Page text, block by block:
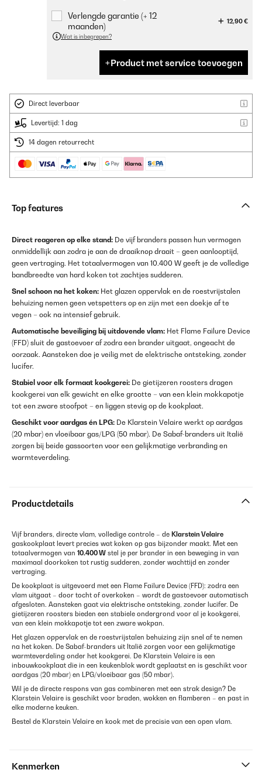
Verlengde garantie (+ 12
maanden)
12,90 €
Wat is inbegrepen?
Product met service toevoegen
Direct leverbaar
Levertijd: 1 dag
14 dagen retourrecht
Top features
Direct reageren op elke stand: De vijf branders passen hun vermogen
onmiddellijk aan zodra je aan de draaiknop draait – geen aanlooptijd,
geen vertraging. Het totaalvermogen van 10.400 W geeft je de volledige
bandbreedte van hard koken tot zachtjes sudderen.
Snel schoon na het koken: Het glazen oppervlak en de roestvrijstalen
behuizing nemen geen vetspetters op en zijn met een doekje af te
vegen – ook na intensief gebruik.
Automatische beveiliging bij uitdovende vlam: Het Flame Failure Device
(FFD) sluit de gastoevoer af zodra een brander uitgaat, ongeacht de
oorzaak. Aansteken doe je veilig met de elektrische ontsteking, zonder
lucifer.
Stabiel voor elk formaat kookgerei: De gietijzeren roosters dragen
kookgerei van elk gewicht en elke grootte – van een klein mokkapotje
tot een zware stoofpot – en liggen stevig op de kookplaat.
Geschikt voor aardgas én LPG: De Klarstein Velaire werkt op aardgas
(20 mbar) en vloeibaar gas/LPG (50 mbar). De Sabaf-branders uit Italië
zorgen bij beide gassoorten voor een gelijkmatige verbranding en
warmteverdeling.
Productdetails
Vijf branders, directe vlam, volledige controle – de Klarstein Velaire
gaskookplaat levert precies wat koken op gas bijzonder maakt. Met een
totaalvermogen van 10.400 W stel je per brander in een beweging in van
maximaal doorkoken tot rustig sudderen, zonder wachttijd en zonder
vertraging.
De kookplaat is uitgevoerd met een Flame Failure Device (FFD): zodra een
vlam uitgaat – door tocht of overkoken – wordt de gastoevoer automatisch
afgesloten. Aansteken gaat via elektrische ontsteking, zonder lucifer. De
gietijzeren roosters bieden een stabiele ondergrond voor al je kookgerei,
van een klein mokkapotje tot een zware wokpan.
Het glazen oppervlak en de roestvrijstalen behuizing zijn snel af te nemen
na het koken. De Sabaf-branders uit Italië zorgen voor een gelijkmatige
warmteverdeling onder het kookgerei. De Klarstein Velaire is een
inbouwkookplaat die in een keukenblok wordt geplaatst en is geschikt voor
aardgas (20 mbar) en LPG/vloeibaar gas (50 mbar).
Wil je de directe respons van gas combineren met een strak design? De
Klarstein Velaire is geschikt voor braden, wokken en flamberen – en past in
elke moderne keuken.
Bestel de Klarstein Velaire en kook met de precisie van een open vlam.
Kenmerken